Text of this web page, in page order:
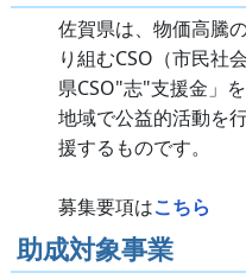
佐賀県は、物価高騰
り組むCSO（市民社
県CSO"志"支援金」
地域で公益的活動を
援するものです。
募集要項はこちら
助成対象事業